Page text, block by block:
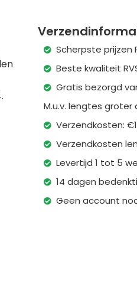
Scherpste prijzen
Beste kwaliteit
Gratis bezorgd
M.u.v. lengtes groter
Verzendkosten:
Verzendkosten
Levertijd 1 tot 5
14 dagen
Geen account